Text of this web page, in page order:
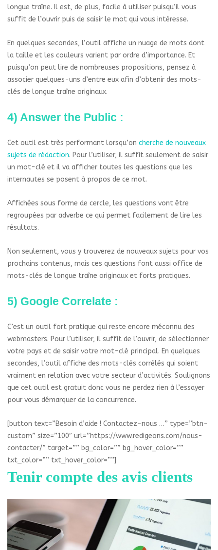
longue traîne. Il est, de plus, facile à utiliser puisqu’il vous
suffit de l’ouvrir puis de saisir le mot qui vous intéresse.
En quelques secondes, l’outil affiche un nuage de mots dont
la taille et les couleurs varient par ordre d’importance. Et
puisqu’on peut lire de nombreuses propositions, pensez à
associer quelques-uns d’entre eux afin d’obtenir des mots-
clés de longue traîne originaux.
4) Answer the Public :
Cet outil est très performant lorsqu’on cherche de nouveaux
sujets de rédaction. Pour l’utiliser, il suffit seulement de saisir
un mot-clé et il va afficher toutes les questions que les
internautes se posent à propos de ce mot.
Affichées sous forme de cercle, les questions vont être
regroupées par adverbe ce qui permet facilement de lire les
résultats.
Non seulement, vous y trouverez de nouveaux sujets pour vos
prochains contenus, mais ces questions font aussi office de
mots-clés de longue traîne originaux et forts pratiques.
5) Google Correlate :
C’est un outil fort pratique qui reste encore méconnu des
webmasters. Pour l’utiliser, il suffit de l’ouvrir, de sélectionner
votre pays et de saisir votre mot-clé principal. En quelques
secondes, l’outil affiche des mots-clés corrélés qui soient
vraiment en relation avec votre secteur d’activités. Soulignons
que cet outil est gratuit donc vous ne perdez rien à l’essayer
pour vous démarquer de la concurrence.
[button text=”Besoin d’aide ! Contactez-nous …” type=”btn-
custom” size=”100″ url=”https://www.redigeons.com/nous-
contacter/” target=”” bg_color=”” bg_hover_color=””
txt_color=”” txt_hover_color=””]
Tenir compte des avis clients